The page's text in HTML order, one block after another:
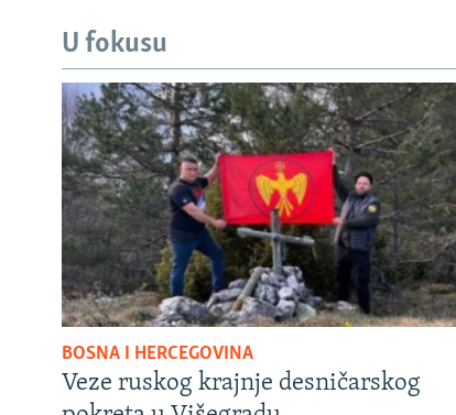
U fokusu
BOSNA I HERCEGOVINA
Veze ruskog krajnje desničarskog